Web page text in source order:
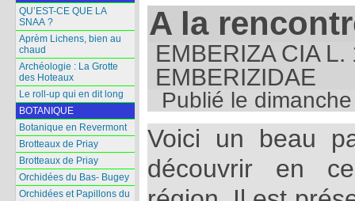
A la
EMBERIZA CIA
EMBERIZIDAE
Publié le
Voici un beau
découvrir en
QU’EST-CE QUE LA
SNAA ?
Aprèm Lichens, bien au
chaud
Archéologie : La Grotte
des Hoteaux
Le roll-up qui en dit long
BOTANIQUE
Botanique en Revermont
Brotteaux de Priay
Brotteaux de Priay
Orchidées du Bas- Bugey
Orchidées et Papillons du